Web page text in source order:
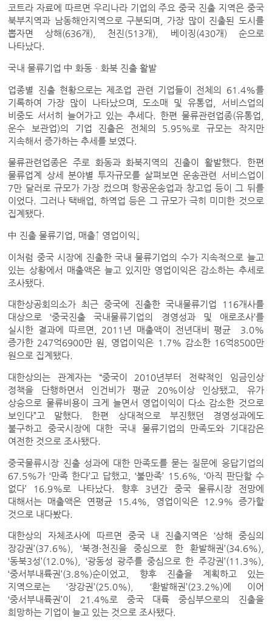
코트라 자료에 따르면 우리나라 기업의 주요 중국 진출 지역은 중국
북부지역과 남동해안지역으로 구분되며, 가장 많이 진출된 도시를
뽑자면 상해(636개), 천진(513개), 베이징(430개) 순으로
나타났다.
국내 물류기업 中 화동ㆍ화북 진출 활발
업종별 진출 현황으로는 제조업 관련 기업들이 전체의 61.4%를
기록하여 가장 많이 나타났으며, 도소매 및 유통업, 서비스업의
비중도 서서히 늘어가고 있는 추세다. 한편 물류관련업종(유통업,
운수 보관업)의 기업 진출은 전체의 5.95%로 규모는 작지만
지속해서 증가하는 추세를 보였다.
물류관련업종은 주로 화동과 화북지역의 진출이 활발했다. 한편
물류업계 상세 분야별 투자규모를 살펴보면 운송관련 서비스업이
7만 달러로 규모가 가장 컸으며 항공운송업과 창고업 등이 그 뒤를
이었다. 그러나 택배업, 하역업 등은 그 규모가 극히 미미한 것으로
집계됐다.
中 진출 물류기업, 매출↑ 영업이익↓
이처럼 중국 시장에 진출한 국내 물류기업의 수가 지속적으로 늘고
있는 상황에서 매출액은 늘고 있지만 영업이익은 감소하는 추세로
조사됐다.
대한상공회의소가 최근 중국에 진출한 국내물류기업 116개사를
대상으로 ‘중국진출 국내물류기업의 경영성과 및 애로조사’를
실시한 결과에 따르면, 2011년 매출액이 전년대비 평균 3.0%
증가한 247억6900만 원, 영업이익은 1.7% 감소한 16억8500만
원으로 집계됐다.
대한상의는 관계자는 “중국이 2010년부터 전략적인 임금인상
정책을 단행하면서 인건비가 평균 20%이상 인상됐고, 유가
상승으로 물류비용이 크게 늘면서 영업이익이 다소 감소한 것으로
보인다”고 말했다. 한편 상대적으로 부진했던 경영성과에도
불구하고 중국시장에 대한 국내 물류기업의 만족도와 기대감은
여전한 것으로 조사됐다.
중국물류시장 진출 성과에 대한 만족도를 묻는 질문에 응답기업의
67.5%가 ‘만족 한다’고 답했고, ‘불만족’ 15.6%, ‘아직 판단할 수
없다’ 16.9%로 나타났다. 향후 3년간 중국 물류시장 전망에
대해서는 매출액은 연평균 15.4%, 영업이익은 12.9% 증가할
것으로 내다봤다.
대한상의 자체조사에 따르면 중국 내 진출지역은 ‘상해 중심의
장강권’(37.6%), ‘북경·천진을 중심으로 한 환발해권’(34.6%),
‘동북3성’(12.0%), ‘광동성 광주를 중심으로 한 주강권’(11.3%),
‘중서부내륙권’(3.8%)순이었고, 향후 진출을 계획하고 있는
지역으로는 ‘장강권’(25.0%), ‘환발해권’(23.2%)에 이어
‘중서부내륙권’이 21.4%로 중국 대륙 중심부으로의 진출을
희망하는 기업이 늘고 있는 것으로 조사됐다.